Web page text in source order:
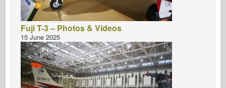
Fuji T-3 – Photos & Videos
15 June 2025